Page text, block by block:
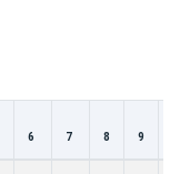
6 7 8 9